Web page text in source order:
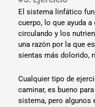
El sistema linfático
cuerpo, lo que ayuda
circulando y los
una razón por la que
sientas más dolorido,
Cualquier tipo de
caminar, es bueno
sistema, pero algunos